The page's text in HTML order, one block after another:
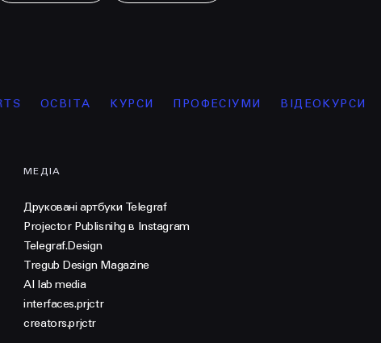
ОСВІТА КУРСИ ПРОФЕСІУМИ ВІДЕОКУРСИ
МЕДІА
Друковані артбуки Telegraf
Projector Publisnihg в Instagram
Telegraf.Design
Tregub Design Magazine
AI lab media
interfaces.prjctr
creators.prjctr